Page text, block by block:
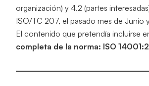
organización) y 4.2 (partes
ISO/TC 207, el pasado mes de Junio
El contenido que pretendía incluirse
completa de la norma: ISO